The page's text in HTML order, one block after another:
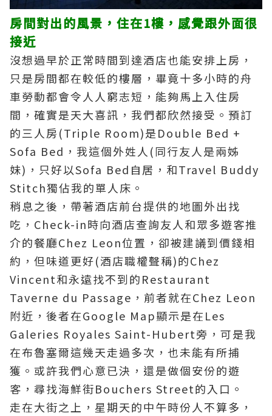
房間對出的風景，住在1樓，感覺跟外面很
接近
沒想過早於正常時間到達酒店也能安排上房，
只是房間都在較低的樓層，畢竟十多小時的舟
車勞動都會令人人窮志短，能夠馬上入住房
間，確實是天大喜訊，我們都欣然接受。預訂
的三人房(Triple Room)是Double Bed +
Sofa Bed，我這個外姓人(同行友人是兩姊
妹)，只好以Sofa Bed自居，和Travel Buddy
Stitch獨佔我的單人床。
稍息之後，帶著酒店前台提供的地圖外出找
吃，Check-in時向酒店查詢友人和眾多遊客推
介的餐廳Chez Leon位置，卻被建議到價錢相
約，但味道更好(酒店職權聲稱)的Chez
Vincent和永遠找不到的Restaurant
Taverne du Passage，前者就在Chez Leon
附近，後者在Google Map顯示是在Les
Galeries Royales Saint-Hubert旁，可是我
在布魯塞爾這幾天走過多次，也未能有所捕
獲。或許我們心意已決，還是做個安份的遊
客，尋找海鮮街Bouchers Street的入口。
走在大街之上，星期天的中午時份人不算多，